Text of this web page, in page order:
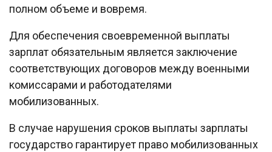
полном объеме и вовремя.
Для обеспечения своевременной выплаты
зарплат обязательным является заключение
соответствующих договоров между военными
комиссарами и работодателями
мобилизованных.
В случае нарушения сроков выплаты зарплаты
государство гарантирует право мобилизованных